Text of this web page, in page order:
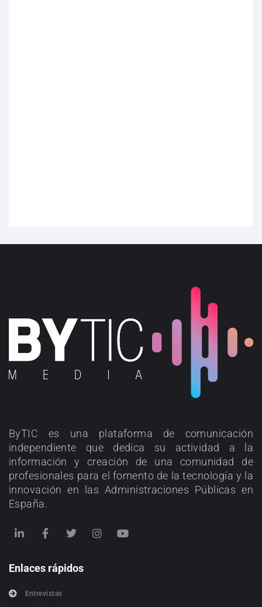
ByTIC es una plataforma de comunicación
independiente que dedica su actividad a la
información y creación de una comunidad de
profesionales para el fomento de la tecnología y la
innovación en las Administraciones Públicas en
España.
Enlaces rápidos
Entrevistas